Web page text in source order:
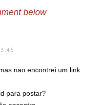
below
nao encontrei um link
para postar?